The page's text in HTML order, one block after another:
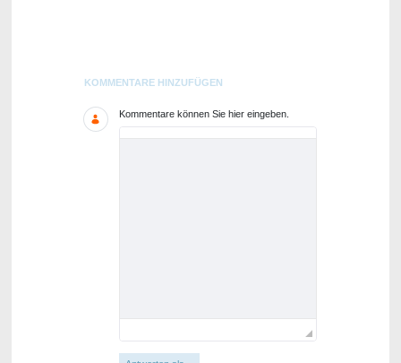
Blogs
KOMMENTARE HINZUFÜGEN
Kommentare können Sie hier eingeben.